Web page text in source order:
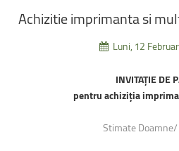
Achizitieimprimantasi
Luni, 12
INVITAȚIE DE
pentru achiziția
Stimate